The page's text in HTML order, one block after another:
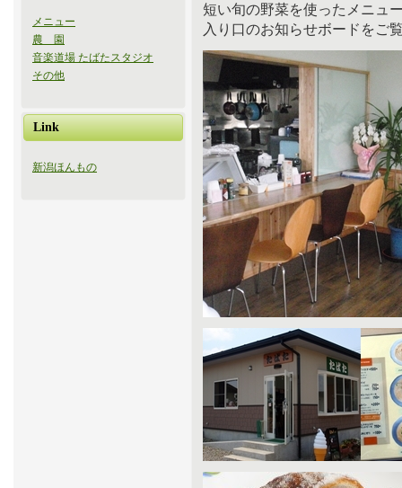
メニュー
農 園
音楽道場 たばたスタジオ
その他
Link
新潟ほんもの
短い旬の野菜を使ったメニュ
入り口のお知らせボードをご